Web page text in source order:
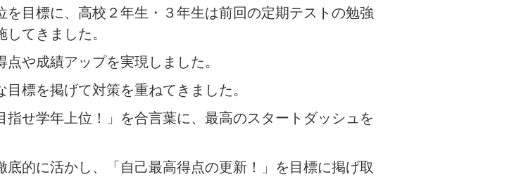
目標に、高校２年生・３年生は前回の定期テストの勉強
てきました。
や成績アップを実現しました。
標を掲げて対策を重ねてきました。
せ学年上位！」を合言葉に、最高のスタートダッシュを
的に活かし、「自己最高得点の更新！」を目標に掲げ取